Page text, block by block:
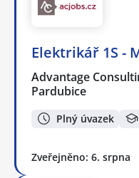
Elektrikář 1S -
Advantage
Pardubice
Plný úvazek
Zveřejněno: 6. srpna